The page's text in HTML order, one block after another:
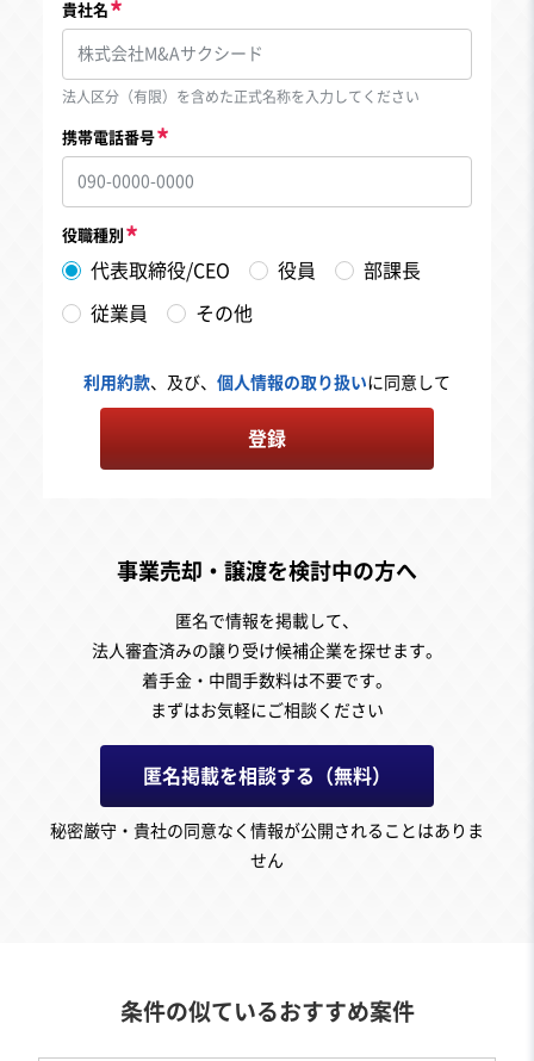
貴社名
法人区分（有限）を含めた正式名称を入力してください
携帯電話番号
役職種別
代表取締役/CEO 役員 部課長
従業員 その他
利用約款、及び、 個人情報の取り扱いに同意して
登録
事業売却・譲渡を検討中の方へ
匿名で情報を掲載して、
法人審査済みの譲り受け候補企業を探せます。
着手金・中間手数料は不要です。
まずはお気軽にご相談ください
匿名掲載を相談する（無料）
秘密厳守・貴社の同意なく情報が公開されることはありま
せん
条件の似ているおすすめ案件